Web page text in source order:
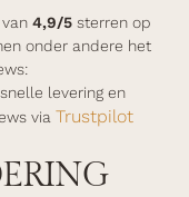
4,9/5 sterren op
onder andere het
levering en
via Trustpilot